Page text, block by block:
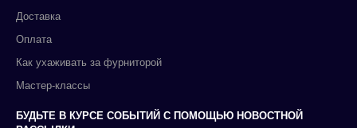
Доставка
Оплата
Как ухаживать за фурниторой
Мастер-классы
БУДЬТЕ В КУРСЕ СОБЫТИЙ С ПОМОЩЬЮ НОВОСТНОЙ